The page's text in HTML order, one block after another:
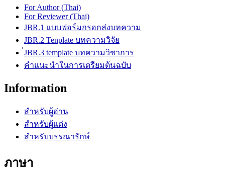
For Author (Thai)
For Reviewer (Thai)
JBR.1 แบบฟอร์มกรอกส่งบทความ
JBR.2 Tenplate บทความวิจัย
๋JBR.3 template บทความวิชาการ
คำแนะนำในการเตรียมต้นฉบับ
Information
สำหรับผู้อ่าน
สำหรับผู้แต่ง
สำหรับบรรณารักษ์
ภาษา